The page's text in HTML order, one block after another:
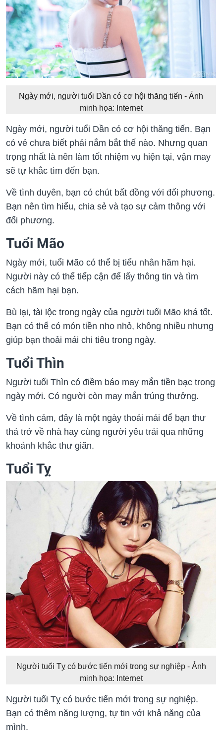
Ngày mới, người tuổi Dần có cơ hội thăng tiến - Ảnh
minh họa: Internet
Ngày mới, người tuổi Dần có cơ hội thăng tiến. Bạn
có vẻ chưa biết phải nắm bắt thế nào. Nhưng quan
trọng nhất là nên làm tốt nhiệm vụ hiện tại, vận may
sẽ tự khắc tìm đến bạn.
Về tình duyên, bạn có chút bất đồng với đối phương.
Bạn nên tìm hiểu, chia sẻ và tạo sự cảm thông với
đối phương.
Tuổi Mão
Ngày mới, tuổi Mão có thể bị tiểu nhân hãm hại.
Người này có thể tiếp cận để lấy thông tin và tìm
cách hãm hại bạn.
Bù lại, tài lộc trong ngày của người tuổi Mão khá tốt.
Bạn có thể có món tiền nho nhỏ, không nhiều nhưng
giúp bạn thoải mái chi tiêu trong ngày.
Tuổi Thìn
Người tuổi Thìn có điềm báo may mắn tiền bạc trong
ngày mới. Có người còn may mắn trúng thưởng.
Về tình cảm, đây là một ngày thoải mái để bạn thư
thả trở về nhà hay cùng người yêu trải qua những
khoảnh khắc thư giãn.
Tuổi Tỵ
Người tuổi Tỵ có bước tiến mới trong sự nghiệp - Ảnh
minh họa: Internet
Người tuổi Tỵ có bước tiến mới trong sự nghiệp.
Bạn có thêm năng lượng, tự tin với khả năng của
mình.